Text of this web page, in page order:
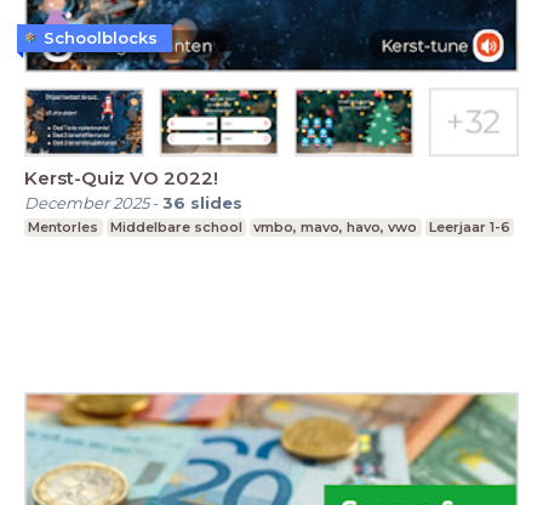
Kerst-Quiz VO 2022!
December 2025-36 slides
Mentorles Middelbare school vmbo, mavo, havo, vwo Leerjaar 1-6
Schoolblocks